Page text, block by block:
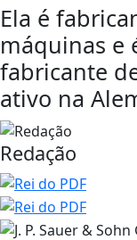
Ela é
máquinas e
fabricante
ativo na
Redação